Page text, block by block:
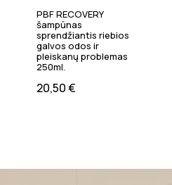
PBF RECOVERY
šampūnas
sprendžiantis riebios
galvos odos ir
pleiskanų problemas
250ml.
20,50€